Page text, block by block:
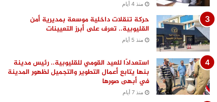
منذ 4 أيام
حركة تنقلات داخلية موسعة بمديرية أمن
القليوبية.. تعرف على أبرز التعيينات
منذ 5 أيام
استعدادًا للعيد القومي للقليوبية.. رئيس مدينة
بنها يتابع أعمال التطوير والتجميل لظهور المدينة
في أبهى صورها
منذ 7 أيام